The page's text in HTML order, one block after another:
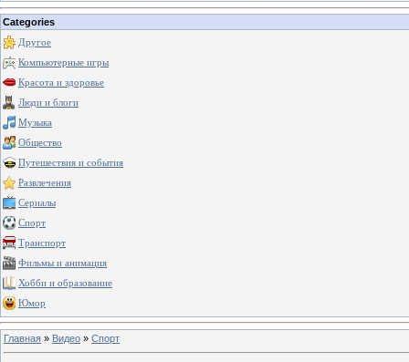
Categories
Другое
Компьютерные игры
Красота и здоровье
Люди и блоги
Музыка
Общество
Путешествия и события
Развлечения
Сериалы
Спорт
Транспорт
Фильмы и анимация
Хобби и образование
Юмор
Главная » Видео » Спорт